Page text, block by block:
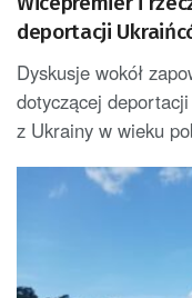
deportacji
Dyskusje wokół
dotyczącej
z Ukrainy w wieku